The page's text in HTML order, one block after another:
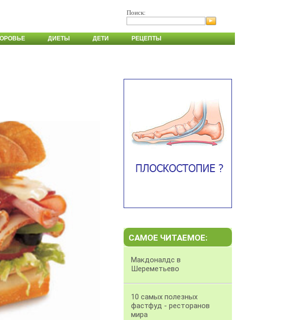
Поиск:
ДИЕТЫ ДЕТИ РЕЦЕПТЫ
САМОЕ ЧИТАЕМОЕ:
Макдоналдс в
Шереметьево
10 самых полезных
фастфуд - ресторанов
мира